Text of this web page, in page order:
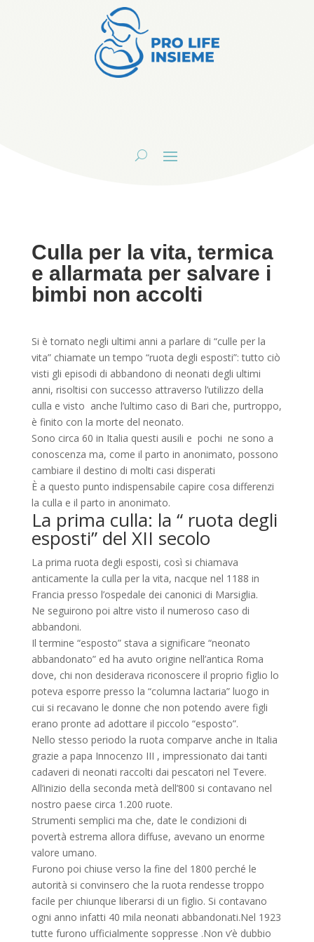
Culla per la vita, termica
e allarmata per salvare i
bimbi non accolti
Si è tornato negli ultimi anni a parlare di “culle per la
vita” chiamate un tempo “ruota degli esposti”: tutto ciò
visti gli episodi di abbandono di neonati degli ultimi
anni, risoltisi con successo attraverso l’utilizzo della
culla e visto anche l’ultimo caso di Bari che, purtroppo,
è finito con la morte del neonato.
Sono circa 60 in Italia questi ausili e pochi ne sono a
conoscenza ma, come il parto in anonimato, possono
cambiare il destino di molti casi disperati
È a questo punto indispensabile capire cosa differenzi
la culla e il parto in anonimato.
La prima culla: la “ ruota degli
esposti” del XII secolo
La prima ruota degli esposti, così si chiamava
anticamente la culla per la vita, nacque nel 1188 in
Francia presso l’ospedale dei canonici di Marsiglia.
Ne seguirono poi altre visto il numeroso caso di
abbandoni.
Il termine “esposto” stava a significare “neonato
abbandonato” ed ha avuto origine nell’antica Roma
dove, chi non desiderava riconoscere il proprio figlio lo
poteva esporre presso la “columna lactaria” luogo in
cui si recavano le donne che non potendo avere figli
erano pronte ad adottare il piccolo “esposto”.
Nello stesso periodo la ruota comparve anche in Italia
grazie a papa Innocenzo III , impressionato dai tanti
cadaveri di neonati raccolti dai pescatori nel Tevere.
All’inizio della seconda metà dell’800 si contavano nel
nostro paese circa 1.200 ruote.
Strumenti semplici ma che, date le condizioni di
povertà estrema allora diffuse, avevano un enorme
valore umano.
Furono poi chiuse verso la fine del 1800 perché le
autorità si convinsero che la ruota rendesse troppo
facile per chiunque liberarsi di un figlio. Si contavano
ogni anno infatti 40 mila neonati abbandonati.Nel 1923
tutte furono ufficialmente soppresse .Non v’è dubbio